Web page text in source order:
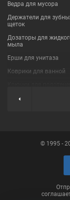
Ведра для мусора
Держатели для
щеток
Дозаторы для
мыла
Ерши для унитаза
Коврики для ванной
Мыльницы
Полотенцедержатели
Сушилки для белья
© 1995 -